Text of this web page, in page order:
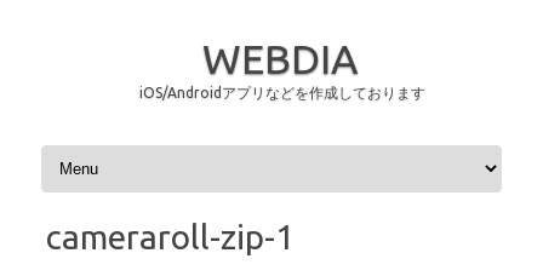
WEBDIA
iOS/Androidアプリなどを作成しております
コンテンツへスキップ
cameraroll-zip-1